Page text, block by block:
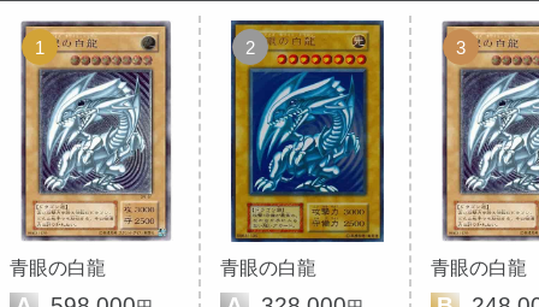
1
青眼の白龍
2
青眼の白龍
3
青眼の白龍